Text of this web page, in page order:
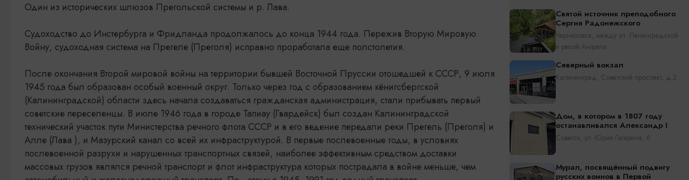
Один из исторических шлюзов Прегольской системы и р. Лава.
Судоходство до Инстербурга и Фридланда продолжалось до конца 1944 года. Пережив Вторую Мировую
Войну, судоходная система на Прегеле (Преголя) исправно проработала еще полстолетия.
После окончания Второй мировой войны на территории бывшей Восточной Пруссии отошедшей к СССР, 9 июля
1945 года был образован особый военный округ. Только через год с образованием кёнигсбергской
(Калининградской) области здесь начала создаваться гражданская администрация, стали прибывать первый
советские переселенцы. В июле 1946 года в городе Тапиау (Гвардейск) был создан Калининградской
технический участок пути Министерства речного флота СССР и в его ведение передали реки Прегель (Преголя) и
Алле (Лава ), и Мазурский канал со всей их инфраструктурой. В первые послевоенные годы, в условиях
послевоенной разрухи и нарушенных транспортных связей, наиболее эффективным средством доставки
массовых грузов являлся речной транспорт и флот инфраструктура которых пострадала в войне меньше, чем
Святой источник преподобного
Сергия Радонежского
Черняховск, между ул. Ленинградской
и рекой Анграпа
Северный вокзал
Калининград, Советский проспект, д.2
Дом, в котором в 1807 году
останавливался Александр I
Советск, ул. Юрия Гагарина, 6
Мурал, посвящённый подвигу
русских воинов в Первой